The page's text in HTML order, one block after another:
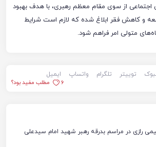
از سوی مقام معظم رهبری، با هدف بهبود
و کاهش فقر ابلاغ شده که لازم است شرایط
متولی امر فراهم شود.
توییتر تلگرام واتساپ
ایمیل
6
مطلب مفید بود؟
رازی در مراسم بدرقه رهبر شهید امام سیدعلی